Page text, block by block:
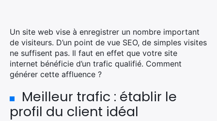
Un site web vise à enregistrer un nombre important
de visiteurs. D’un point de vue SEO, de simples visites
ne suffisent pas. Il faut en effet que votre site
internet bénéficie d’un trafic qualifié. Comment
générer cette affluence ?
Meilleur trafic : établir le
profil du client idéal